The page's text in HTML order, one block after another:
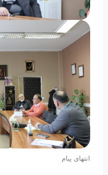
انتهای پیام